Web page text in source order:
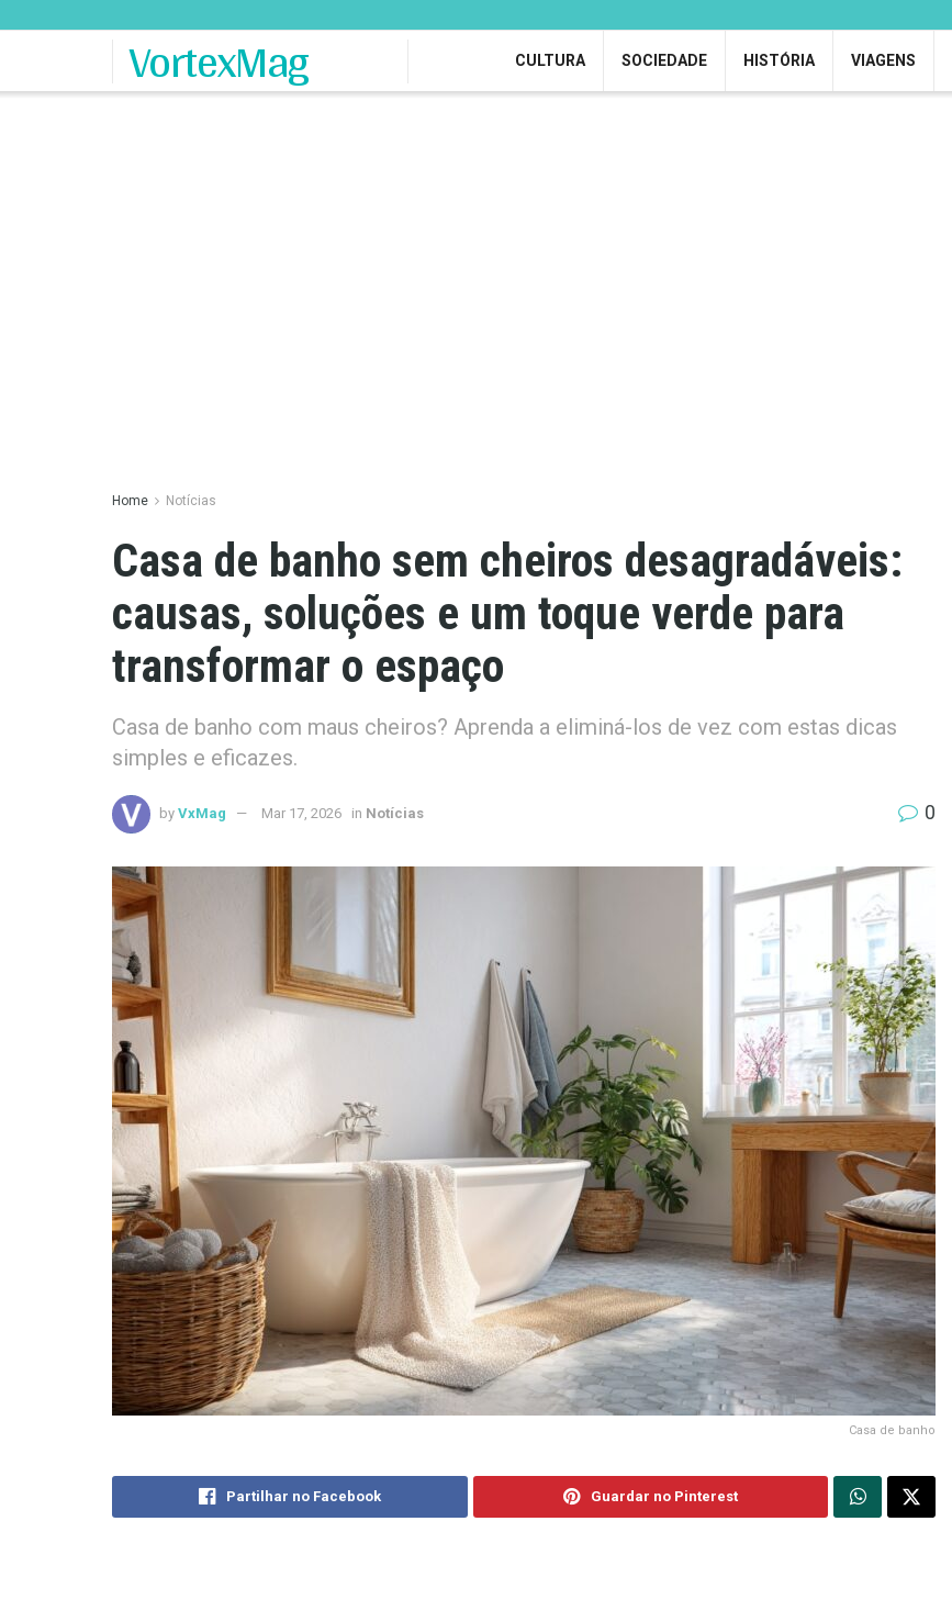
VortexMag CULTURA SOCIEDADE HISTÓRIA VIAGENS
Home Notícias
Casa de banho sem cheiros desagradáveis:
causas, soluções e um toque verde para
transformar o espaço
Casa de banho com maus cheiros? Aprenda a eliminá-los de vez com estas dicas
simples e eficazes.
by VxMag Mar 17, 2026 in Notícias 0
Casa de banho
Partilhar no Facebook Guardar no Pinterest